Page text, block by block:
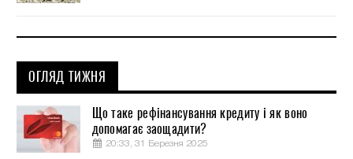
ОГЛЯД ТИЖНЯ
Що таке рефінансування кредиту і як воно
допомагає заощадити?
20:33, 31 Березня 2025